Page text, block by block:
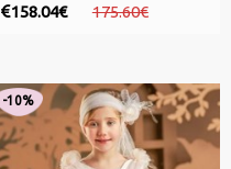
158.04€
175.60€
-10%